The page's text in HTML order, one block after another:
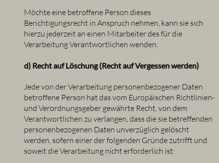
Möchte eine betroffene Person dieses
Berichtigungsrecht in Anspruch nehmen, kann sie sich
hierzu jederzeit an einen Mitarbeiter des für die
Verarbeitung Verantwortlichen wenden.
d) Recht auf Löschung (Recht auf Vergessen werden)
Jede von der Verarbeitung personenbezogener Daten
betroffene Person hat das vom Europäischen Richtlinien-
und Verordnungsgeber gewährte Recht, von dem
Verantwortlichen zu verlangen, dass die sie betreffenden
personenbezogenen Daten unverzüglich gelöscht
werden, sofern einer der folgenden Gründe zutrifft und
soweit die Verarbeitung nicht erforderlich ist: